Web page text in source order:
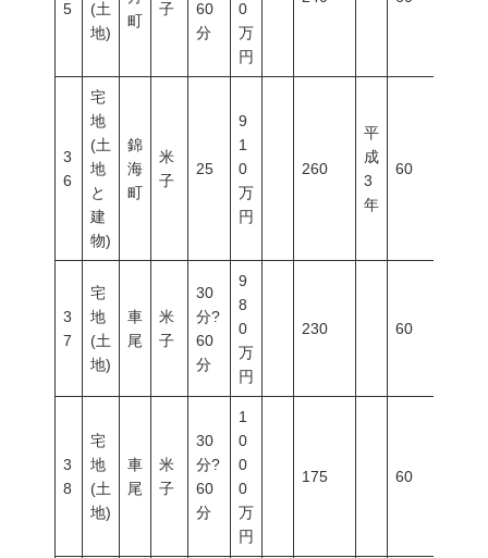
5
(土
地)
町
子
60
分
0
万
円
3
6
宅
地
(土
地
と
建
物)
錦
海
町
米
子
25
9
1
0
万
円
260
平
成
3
年
60
3
7
宅
地
(土
地)
車
尾
米
子
30
分?
60
分
9
8
0
万
円
230 60
3
8
宅
地
(土
地)
車
尾
米
子
30
分?
60
分
1
0
0
0
万
円
175 60